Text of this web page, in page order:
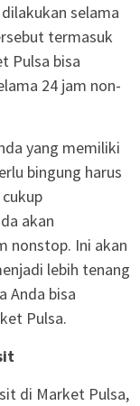
selama
termasuk
Pulsa bisa
24 jam non-
yang memiliki
bingung harus
akan
nonstop. Ini akan
lebih tenang
Anda bisa
Pulsa.
di Market Pulsa,